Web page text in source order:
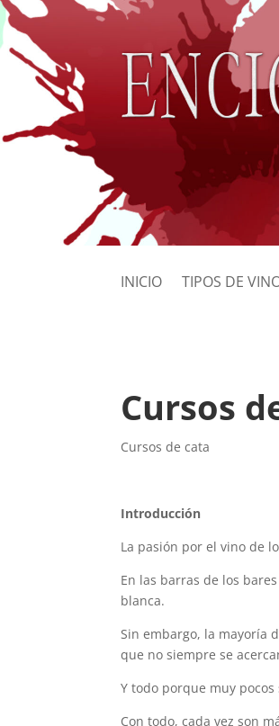
INICIO TIPOS DE
Cursos
Cursos de cata
Introducción
La pasión por el vino de
En las barras de los
blanca.
Sin embargo, la mayoría
que no siempre se
Y todo porque muy
Con todo, cada vez son